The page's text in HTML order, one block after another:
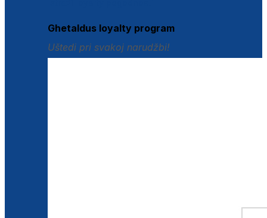
Ghetaldus loyalty program
Uštedi pri svakoj narudžbi!